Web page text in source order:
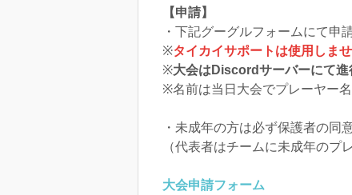
【申請】
・下記グーグルフォームにて申
※タイカイサポートは使用しま
※大会はDiscordサーバーにて
※名前は当日大会でプレーヤー
・未成年の方は必ず保護者の同
（代表者はチームに未成年のプ
大会申請フォーム